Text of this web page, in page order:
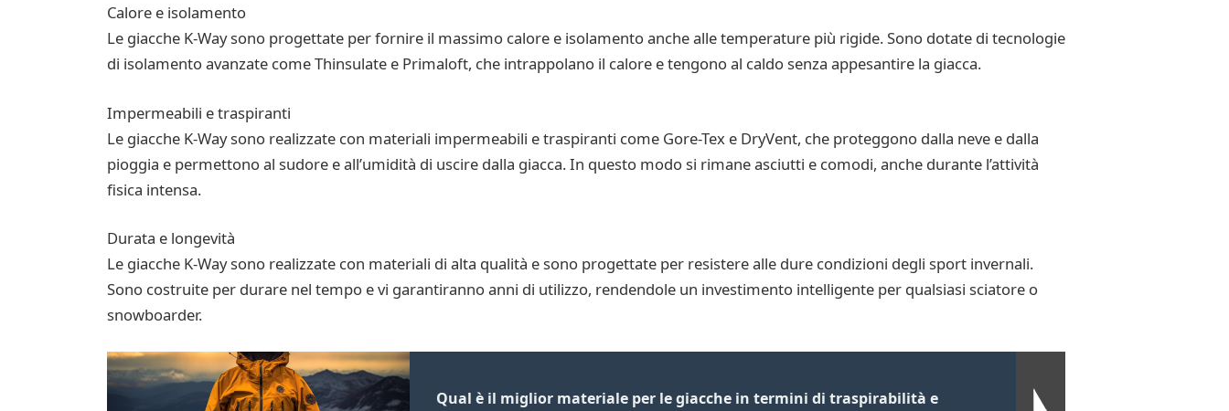
Calore e isolamento
Le giacche K-Way sono progettate per fornire il massimo calore e isolamento anche alle temperature più rigide. Sono dotate di tecnologie
di isolamento avanzate come Thinsulate e Primaloft, che intrappolano il calore e tengono al caldo senza appesantire la giacca.
Impermeabili e traspiranti
Le giacche K-Way sono realizzate con materiali impermeabili e traspiranti come Gore-Tex e DryVent, che proteggono dalla neve e dalla
pioggia e permettono al sudore e all’umidità di uscire dalla giacca. In questo modo si rimane asciutti e comodi, anche durante l’attività
fisica intensa.
Durata e longevità
Le giacche K-Way sono realizzate con materiali di alta qualità e sono progettate per resistere alle dure condizioni degli sport invernali.
Sono costruite per durare nel tempo e vi garantiranno anni di utilizzo, rendendole un investimento intelligente per qualsiasi sciatore o
snowboarder.
Qual è il miglior materiale per le giacche in termini di traspirabilità e